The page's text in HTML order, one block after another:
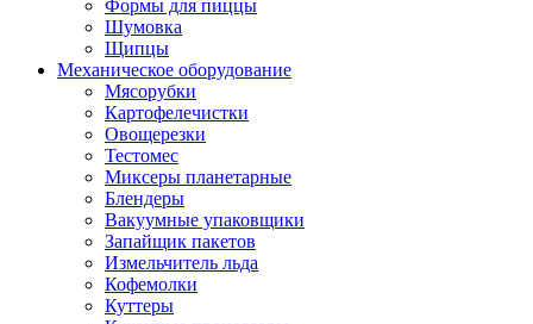
Формы для пиццы
Шумовка
Щипцы
Механическое оборудование
Мясорубки
Картофелечистки
Овощерезки
Тестомес
Миксеры планетарные
Блендеры
Вакуумные упаковщики
Запайщик пакетов
Измельчитель льда
Кофемолки
Куттеры